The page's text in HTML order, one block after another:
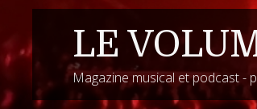
LE
Magazine musical et podcast -